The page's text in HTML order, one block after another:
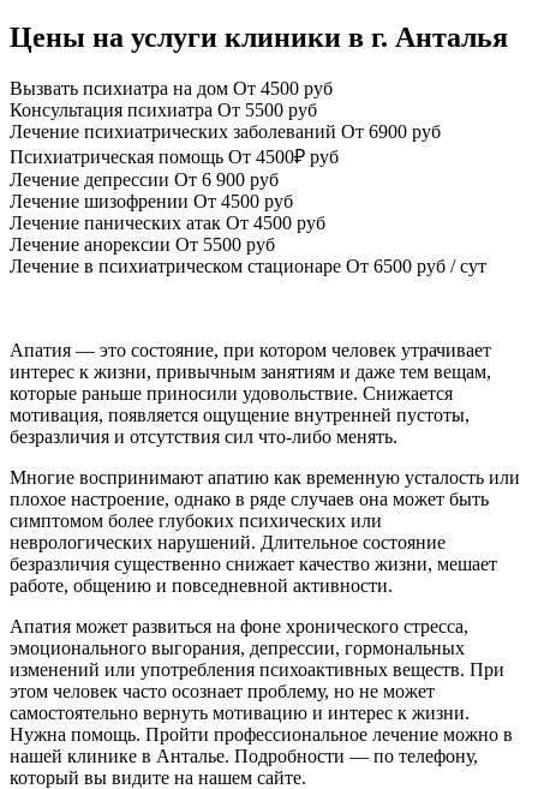
Цены на услуги клиники в г. Анталья
Вызвать психиатра на дом От 4500 руб
Консультация психиатра От 5500 руб
Лечение психиатрических заболеваний От 6900 руб
Психиатрическая помощь От 4500₽ руб
Лечение депрессии От 6 900 руб
Лечение шизофрении От 4500 руб
Лечение панических атак От 4500 руб
Лечение анорексии От 5500 руб
Лечение в психиатрическом стационаре От 6500 руб / сут
Апатия — это состояние, при котором человек утрачивает
интерес к жизни, привычным занятиям и даже тем вещам,
которые раньше приносили удовольствие. Снижается
мотивация, появляется ощущение внутренней пустоты,
безразличия и отсутствия сил что-либо менять.
Многие воспринимают апатию как временную усталость или
плохое настроение, однако в ряде случаев она может быть
симптомом более глубоких психических или
неврологических нарушений. Длительное состояние
безразличия существенно снижает качество жизни, мешает
работе, общению и повседневной активности.
Апатия может развиться на фоне хронического стресса,
эмоционального выгорания, депрессии, гормональных
изменений или употребления психоактивных веществ. При
этом человек часто осознает проблему, но не может
самостоятельно вернуть мотивацию и интерес к жизни.
Нужна помощь. Пройти профессиональное лечение можно в
нашей клинике в Анталье. Подробности — по телефону,
который вы видите на нашем сайте.